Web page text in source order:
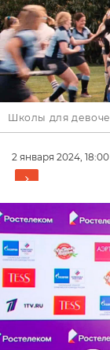
Школы для
2 января 2024, 18:00